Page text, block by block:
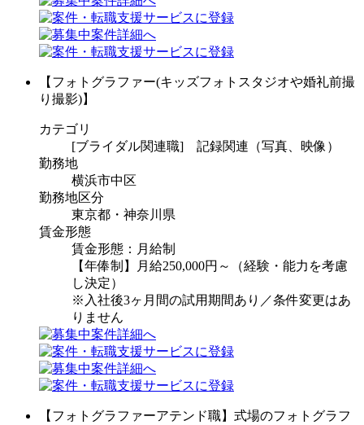
【フォトグラファー(キッズフォトスタジオや婚礼前撮
り撮影)】
カテゴリ
[ブライダル関連職] 記録関連（写真、映像）
勤務地
横浜市中区
勤務地区分
東京都・神奈川県
賃金形態
賃金形態：月給制
【年俸制】月給250,000円～（経験・能力を考慮
し決定）
※入社後3ヶ月間の試用期間あり／条件変更はあ
りません
【フォトグラファーアテンド職】式場のフォトグラフ